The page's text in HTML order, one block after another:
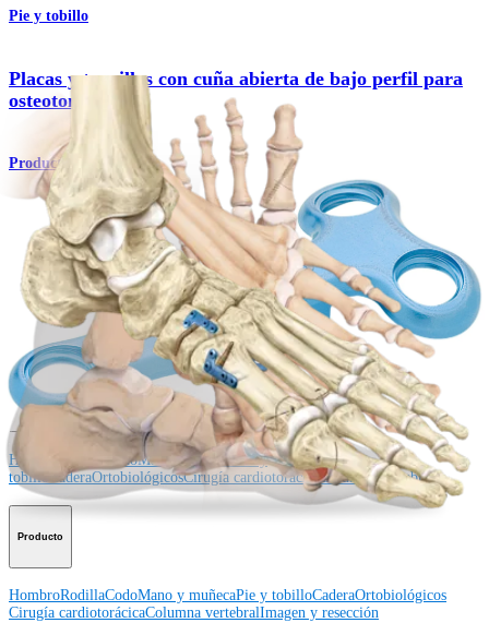
Pie y tobillo
Placas y tornillos con cuña abierta de bajo perfil para
osteotomía
Producto
¿Cómo podemos ayudarlo?
Contacte a un representante
Ver eventos, laboratorios y oportunidades educativas
Regístrese para recibir: ¿Qué hay de nuevo en Arthrex?
Conéctese con nosotros
Procedimiento
Hombro CodoMano y muñeca Pie y
tobilloCaderaOrtobiológicosCirugía cardiotorácicaColumna vertebral
Producto
HombroRodillaCodoMano y muñecaPie y tobilloCaderaOrtobiológicos
Cirugía cardiotorácicaColumna vertebralImagen y resección